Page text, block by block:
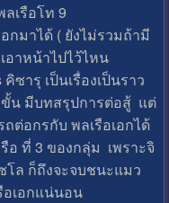
เรือโท 9
กมาได้ ( ยังไม่รวมถ้ามี
อาหน้าไปไว้ไหน
ารุ เป็นเรื่องเป็นราว
น มีบทสรุปการต่อสู้ แต่
ต่อกรกับ พลเรือเอกได้
ที่ 3 ของกลุ่ม เพราะจิ
ล ก็ถึงจะจบชนะแมว
อเอกแน่นอน